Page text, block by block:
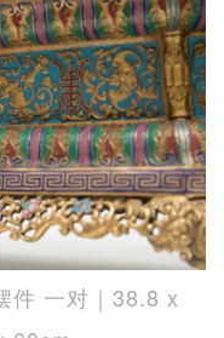
件 一对｜38.8 x